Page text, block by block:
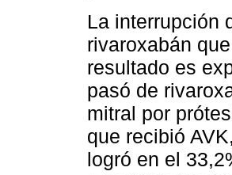
La interrupción
rivaroxabán
resultado es
pasó de
mitral por
que recibió
logró en el